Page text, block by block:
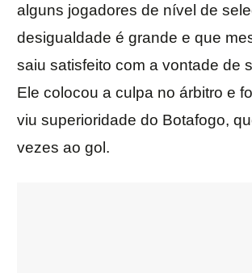
alguns jogadores de nível de
desigualdade é grande e que
saiu satisfeito com a vontade de
Ele colocou a culpa no árbitro e
viu superioridade do Botafogo,
vezes ao gol.